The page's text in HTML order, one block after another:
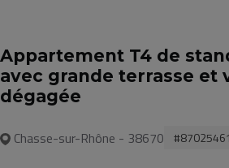
Appartement T4 de
avec grande terrasse et
dégagée
Chasse-sur-Rhône - 38670 #87025461